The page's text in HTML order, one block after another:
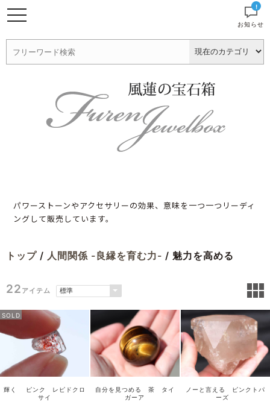
パワーストーンやアクセサリーの効果、意味を一つ一つリーディ
ングして販売しています。
!
お知らせ
トップ / 人間関係 -良縁を育む力- / 魅力を高める
22 アイテム
SOLD
輝く ピンク レピドクロ
サイ
自分を見つめる 茶 タイ
ガーア
ノーと言える ピンクトパ
ーズ